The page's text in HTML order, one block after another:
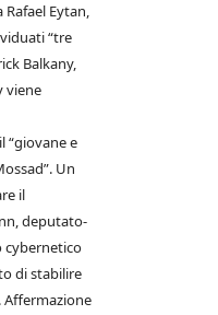
Eytan,
“tre
Balkany,
viene
“giovane e
Un
il
deputato-
cybernetico
di stabilire
Affermazione